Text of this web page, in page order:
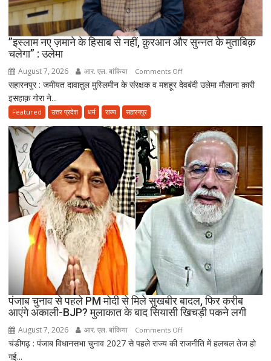
”इस्लाम नए ज़माने के हिसाब से नहीं, क़ुरआन और सुन्नत के मुताबिक़
चलेगा” : उलेमा
August 7, 2026 आर. एल. बांकिया Comments Offon
”इस्लाम
हिसाब
से
नहीं,
क़ुरआन
और
सुन्नत
के
मुताबिक़
चलेगा”
उलेमा
सहारनपुर : जमीयत दावातुल मुस्लिमीन के संरक्षक व मशहूर देवबंदी उलेमा मौलाना क़ारी
इसहाक़ गोरा ने...
Featured उत्तर प्रदेश धर्म राज्य सहारनपुर
पंजाब चुनाव से पहले PM मोदी से मिले सुखबीर बादल, फिर करीब
आएंगे अकाली-BJP? मुलाकात के बाद सियासी खिचड़ी पकने लगी
August 7, 2026 आर. एल. बांकिया Comments Offon
पंजाब
चंडीगढ़ : पंजाब विधानसभा चुनाव 2027 से पहले राज्य की राजनीति में हलचल तेज हो
गई...